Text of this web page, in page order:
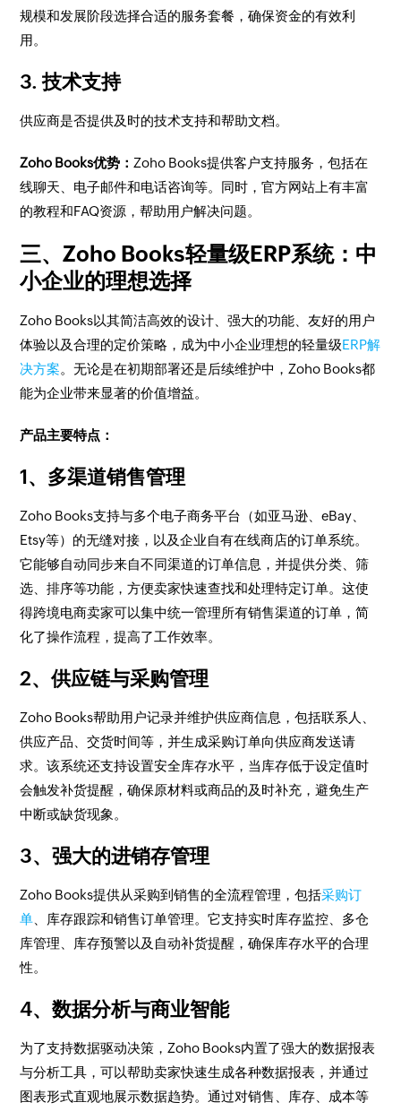
规模和发展阶段选择合适的服务套餐，确保资金的有效利
用。
3. 技术支持
供应商是否提供及时的技术支持和帮助文档。
Zoho Books优势： Zoho Books提供客户支持服务，包括在
线聊天、电子邮件和电话咨询等。同时，官方网站上有丰富
的教程和FAQ资源，帮助用户解决问题。
三、Zoho Books轻量级ERP系统：中
小企业的理想选择
Zoho Books以其简洁高效的设计、强大的功能、友好的用户
体验以及合理的定价策略，成为中小企业理想的轻量级ERP解
决方案。无论是在初期部署还是后续维护中，Zoho Books都
能为企业带来显著的价值增益。
产品主要特点：
1、多渠道销售管理
Zoho Books支持与多个电子商务平台（如亚马逊、eBay、
Etsy等）的无缝对接，以及企业自有在线商店的订单系统。
它能够自动同步来自不同渠道的订单信息，并提供分类、筛
选、排序等功能，方便卖家快速查找和处理特定订单。这使
得跨境电商卖家可以集中统一管理所有销售渠道的订单，简
化了操作流程，提高了工作效率。
2、供应链与采购管理
Zoho Books帮助用户记录并维护供应商信息，包括联系人、
供应产品、交货时间等，并生成采购订单向供应商发送请
求。该系统还支持设置安全库存水平，当库存低于设定值时
会触发补货提醒，确保原材料或商品的及时补充，避免生产
中断或缺货现象。
3、强大的进销存管理
Zoho Books提供从采购到销售的全流程管理，包括采购订
单 、库存跟踪和销售订单管理。它支持实时库存监控、多仓
库管理、库存预警以及自动补货提醒，确保库存水平的合理
性。
4、数据分析与商业智能
为了支持数据驱动决策，Zoho Books内置了强大的数据报表
与分析工具，可以帮助卖家快速生成各种数据报表，并通过
图表形式直观地展示数据趋势。通过对销售、库存、成本等